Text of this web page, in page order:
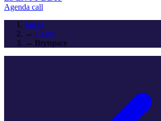
Agenda call
Inicio
→ Casos
→ Brytspace